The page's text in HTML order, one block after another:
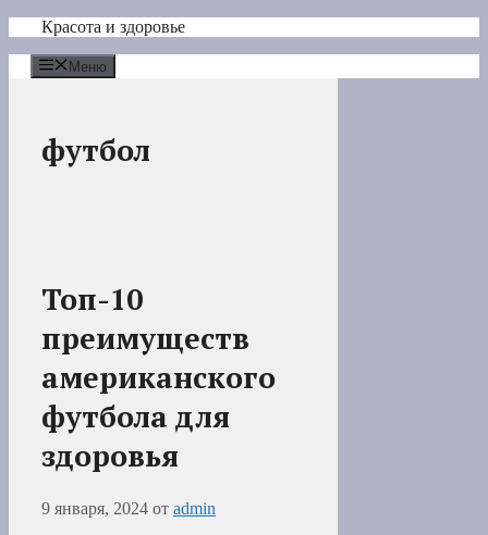
Перейти
содержимому
Красота и здоровье
Меню
футбол
Топ-10
преимуществ
американского
футбола для
здоровья
9 января, 2024 от admin